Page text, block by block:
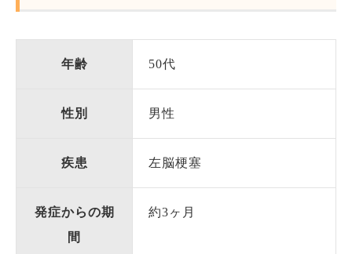
年齢 50代
性別 男性
疾患 左脳梗塞
発症からの期
間
約3ヶ月